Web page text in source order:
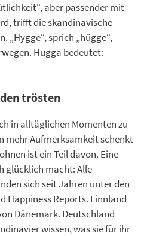
aber passender mit
trifft die skandinavische
„Hygge“, sprich „hügge“,
Hugga bedeutet:
trösten
in alltäglichen Momenten zu
mehr Aufmerksamkeit schenkt
ist ein Teil davon. Eine
glücklich macht: Alle
sich seit Jahren unter den
Happiness Reports. Finnland
Dänemark. Deutschland
wissen, was sie für ihr